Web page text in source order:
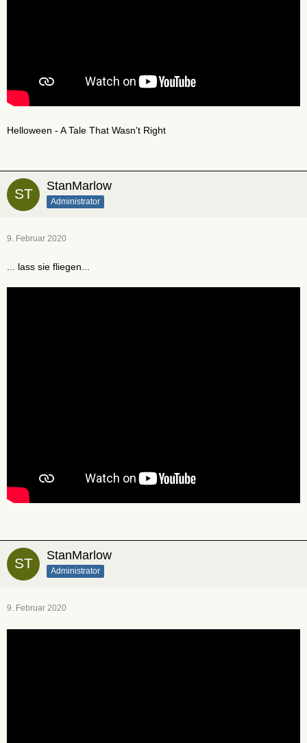
Helloween - A Tale That Wasn't Right
StanMarlow
Administrator
9. Februar 2020
... lass sie fliegen...
StanMarlow
Administrator
9. Februar 2020